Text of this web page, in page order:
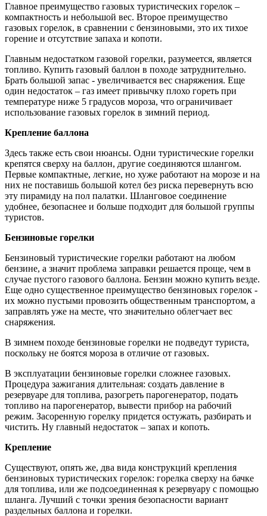
Главное преимущество газовых туристических горелок –
компактность и небольшой вес. Второе преимущество
газовых горелок, в сравнении с бензиновыми, это их тихое
горение и отсутствие запаха и копоти.
Главным недостатком газовой горелки, разумеется, является
топливо. Купить газовый баллон в походе затруднительно.
Брать большой запас - увеличивается вес снаряжения. Еще
один недостаток – газ имеет привычку плохо гореть при
температуре ниже 5 градусов мороза, что ограничивает
использование газовых горелок в зимний период.
Крепление баллона
Здесь также есть свои нюансы. Одни туристические горелки
крепятся сверху на баллон, другие соединяются шлангом.
Первые компактные, легкие, но хуже работают на морозе и на
них не поставишь большой котел без риска перевернуть всю
эту пирамиду на пол палатки. Шланговое соединение
удобнее, безопаснее и больше подходит для большой группы
туристов.
Бензиновые горелки
Бензиновый туристические горелки работают на любом
бензине, а значит проблема заправки решается проще, чем в
случае пустого газового баллона. Бензин можно купить везде.
Еще одно существенное преимущество бензиновых горелок -
их можно пустыми провозить общественным транспортом, а
заправлять уже на месте, что значительно облегчает вес
снаряжения.
В зимнем походе бензиновые горелки не подведут туриста,
поскольку не боятся мороза в отличие от газовых.
В эксплуатации бензиновые горелки сложнее газовых.
Процедура зажигания длительная: создать давление в
резервуаре для топлива, разогреть парогенератор, подать
топливо на парогенератор, вывести прибор на рабочий
режим. Засоренную горелку придется остужать, разбирать и
чистить. Ну главный недостаток – запах и копоть.
Крепление
Существуют, опять же, два вида конструкций крепления
бензиновых туристических горелок: горелка сверху на бачке
для топлива, или же подсоединенная к резервуару с помощью
шланга. Лучший с точки зрения безопасности вариант
раздельных баллона и горелки.